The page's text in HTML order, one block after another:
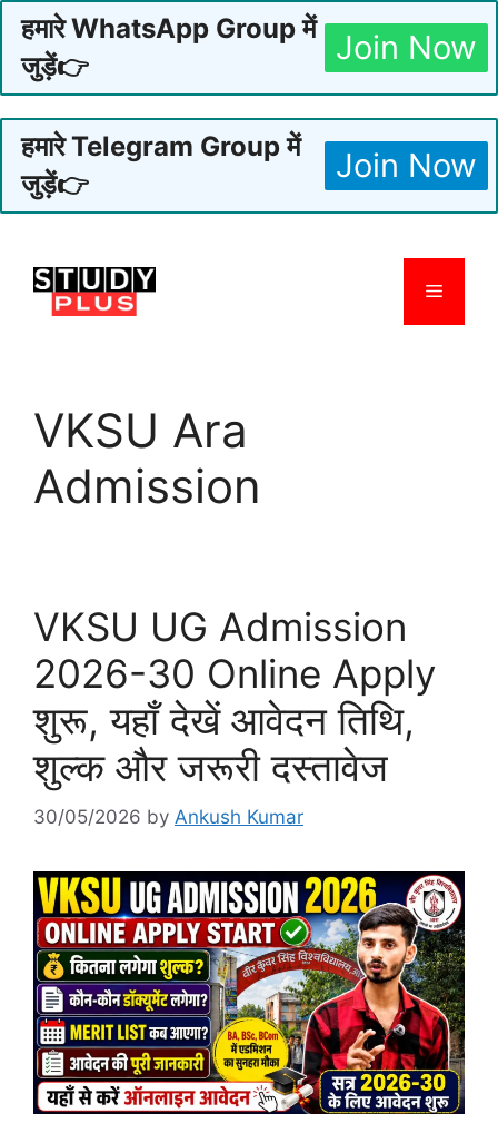
हमारे WhatsApp Group में
जुड़ें👉
Join Now
हमारे Telegram Group में
जुड़ें👉
Join Now
content
Menu
VKSU Ara
Admission
VKSU UG Admission
2026-30 Online Apply
शुरू, यहाँ देखें आवेदन तिथि,
शुल्क और जरूरी दस्तावेज
30/05/2026 by Ankush Kumar